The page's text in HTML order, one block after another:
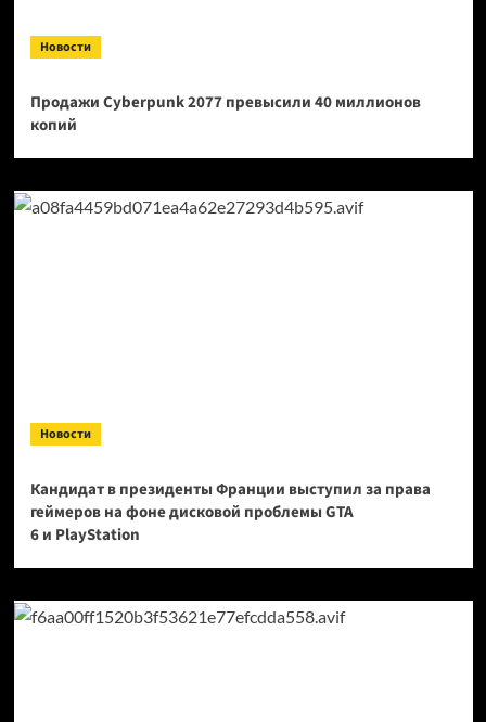
Новости
Продажи Cyberpunk 2077 превысили 40 миллионов
копий
Новости
Кандидат в президенты Франции выступил за права
геймеров на фоне дисковой проблемы GTA
6 и PlayStation